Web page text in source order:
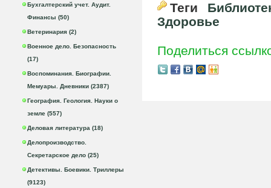
Бухгалтерский учет. Аудит.
Финансы (50)
Ветеринария (2)
Военное дело. Безопасность
(17)
Воспоминания. Биографии.
Мемуары. Дневники (2387)
География. Геология. Науки о
земле (557)
Деловая литература (18)
Делопроизводство.
Секретарское дело (25)
Детективы. Боевики. Триллеры
(9123)
Теги
Здоровье
Поделиться